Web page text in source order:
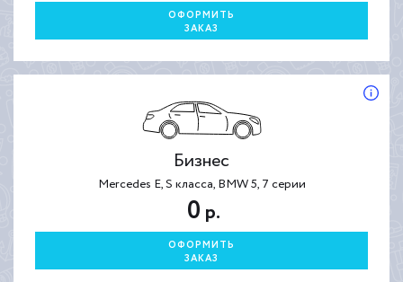
ОФОРМИТЬ
ЗАКАЗ
Бизнес
Mercedes E, S класса, BMW 5, 7 серии
0 р.
ОФОРМИТЬ
ЗАКАЗ